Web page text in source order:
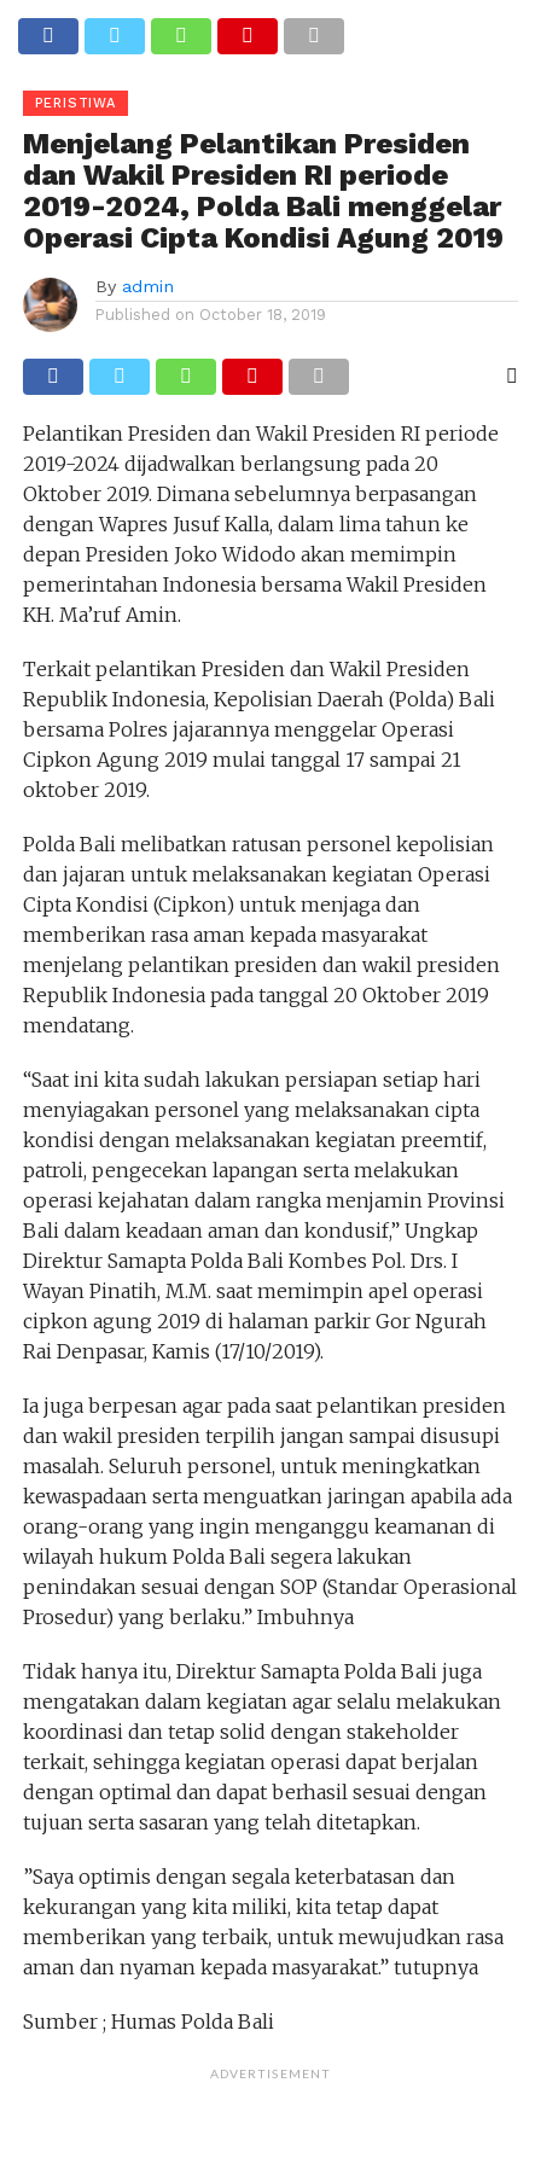
PERISTIWA
Menjelang Pelantikan Presiden
dan Wakil Presiden RI periode
2019-2024, Polda Bali menggelar
Operasi Cipta Kondisi Agung 2019
By admin
Published on October 18, 2019
Pelantikan Presiden dan Wakil Presiden RI periode
2019-2024 dijadwalkan berlangsung pada 20
Oktober 2019. Dimana sebelumnya berpasangan
dengan Wapres Jusuf Kalla, dalam lima tahun ke
depan Presiden Joko Widodo akan memimpin
pemerintahan Indonesia bersama Wakil Presiden
KH. Ma’ruf Amin.
Terkait pelantikan Presiden dan Wakil Presiden
Republik Indonesia, Kepolisian Daerah (Polda) Bali
bersama Polres jajarannya menggelar Operasi
Cipkon Agung 2019 mulai tanggal 17 sampai 21
oktober 2019.
Polda Bali melibatkan ratusan personel kepolisian
dan jajaran untuk melaksanakan kegiatan Operasi
Cipta Kondisi (Cipkon) untuk menjaga dan
memberikan rasa aman kepada masyarakat
menjelang pelantikan presiden dan wakil presiden
Republik Indonesia pada tanggal 20 Oktober 2019
mendatang.
“Saat ini kita sudah lakukan persiapan setiap hari
menyiagakan personel yang melaksanakan cipta
kondisi dengan melaksanakan kegiatan preemtif,
patroli, pengecekan lapangan serta melakukan
operasi kejahatan dalam rangka menjamin Provinsi
Bali dalam keadaan aman dan kondusif,” Ungkap
Direktur Samapta Polda Bali Kombes Pol. Drs. I
Wayan Pinatih, M.M. saat memimpin apel operasi
cipkon agung 2019 di halaman parkir Gor Ngurah
Rai Denpasar, Kamis (17/10/2019).
Ia juga berpesan agar pada saat pelantikan presiden
dan wakil presiden terpilih jangan sampai disusupi
masalah. Seluruh personel, untuk meningkatkan
kewaspadaan serta menguatkan jaringan apabila ada
orang-orang yang ingin menganggu keamanan di
wilayah hukum Polda Bali segera lakukan
penindakan sesuai dengan SOP (Standar Operasional
Prosedur) yang berlaku.” Imbuhnya
Tidak hanya itu, Direktur Samapta Polda Bali juga
mengatakan dalam kegiatan agar selalu melakukan
koordinasi dan tetap solid dengan stakeholder
terkait, sehingga kegiatan operasi dapat berjalan
dengan optimal dan dapat berhasil sesuai dengan
tujuan serta sasaran yang telah ditetapkan.
”Saya optimis dengan segala keterbatasan dan
kekurangan yang kita miliki, kita tetap dapat
memberikan yang terbaik, untuk mewujudkan rasa
aman dan nyaman kepada masyarakat.” tutupnya
Sumber ; Humas Polda Bali
ADVERTISEMENT